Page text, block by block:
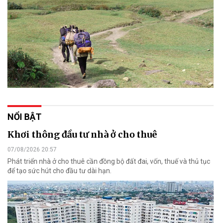
NỔI BẬT
Khơi thông đầu tư nhà ở cho thuê
07/08/2026 20:57
Phát triển nhà ở cho thuê cần đồng bộ đất đai, vốn, thuế và thủ tục
để tạo sức hút cho đầu tư dài hạn.